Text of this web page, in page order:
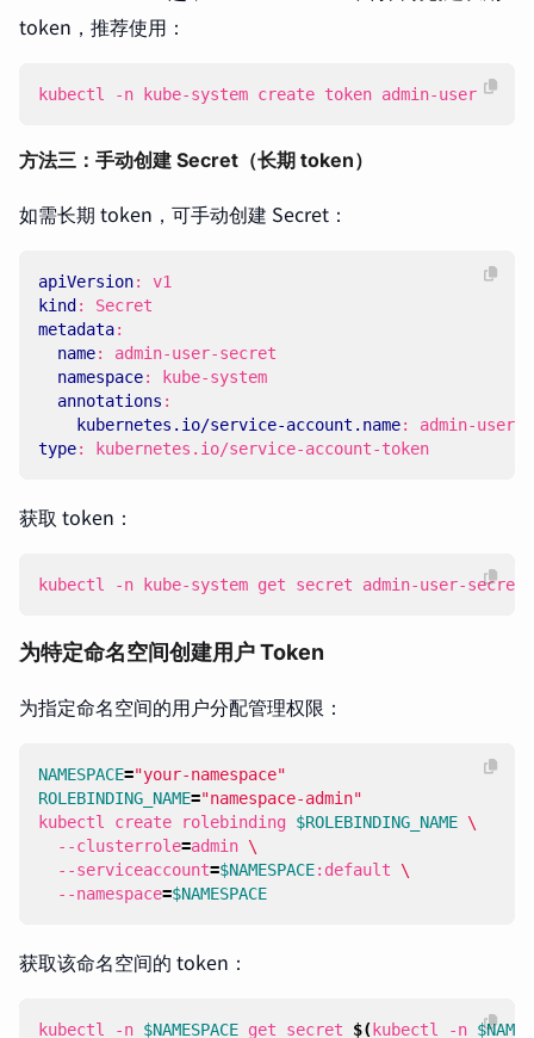
token，推荐使用：
kubectl -n kube-system create token admin-user
方法三：手动创建 Secret（长期 token）
如需长期 token，可手动创建 Secret：
apiVersion:
v1
kind :
Secret
metadata:
name:
admin-user-secret
namespace:
kube-system
annotations :
kubernetes.io/service-account.name:
admin-user
type: kubernetes.io/service-account-token
获取 token：
kubectl -n kube-system get secret admin-user-
为特定命名空间创建用户 Token
为指定命名空间的用户分配管理权限：
NAMESPACE="your-namespace"
ROLEBINDING_NAME="namespace-admin"
kubectl create rolebinding $ROLEBINDING_NAME
  --clusterrole
=admin
  --serviceaccount
=$NAMESPACE:default
  --namespace
=$NAMESPACE
获取该命名空间的 token：
kubectl -n $NAMESPACE get secret $( kubectl -n